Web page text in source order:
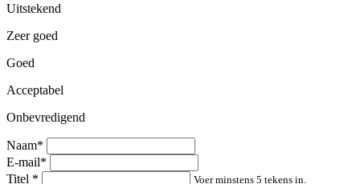
Uitstekend
Zeer goed
Goed
Acceptabel
Onbevredigend
Naam*
E-mail*
Titel * Voer minstens 5 tekens in.